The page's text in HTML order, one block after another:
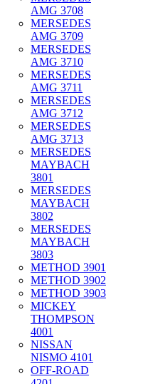
AMG 3708
MERSEDES
AMG 3709
MERSEDES
AMG 3710
MERSEDES
AMG 3711
MERSEDES
AMG 3712
MERSEDES
AMG 3713
MERSEDES
MAYBACH
3801
MERSEDES
MAYBACH
3802
MERSEDES
MAYBACH
3803
METHOD 3901
METHOD 3902
METHOD 3903
MICKEY
THOMPSON
4001
NISSAN
NISMO 4101
OFF-ROAD